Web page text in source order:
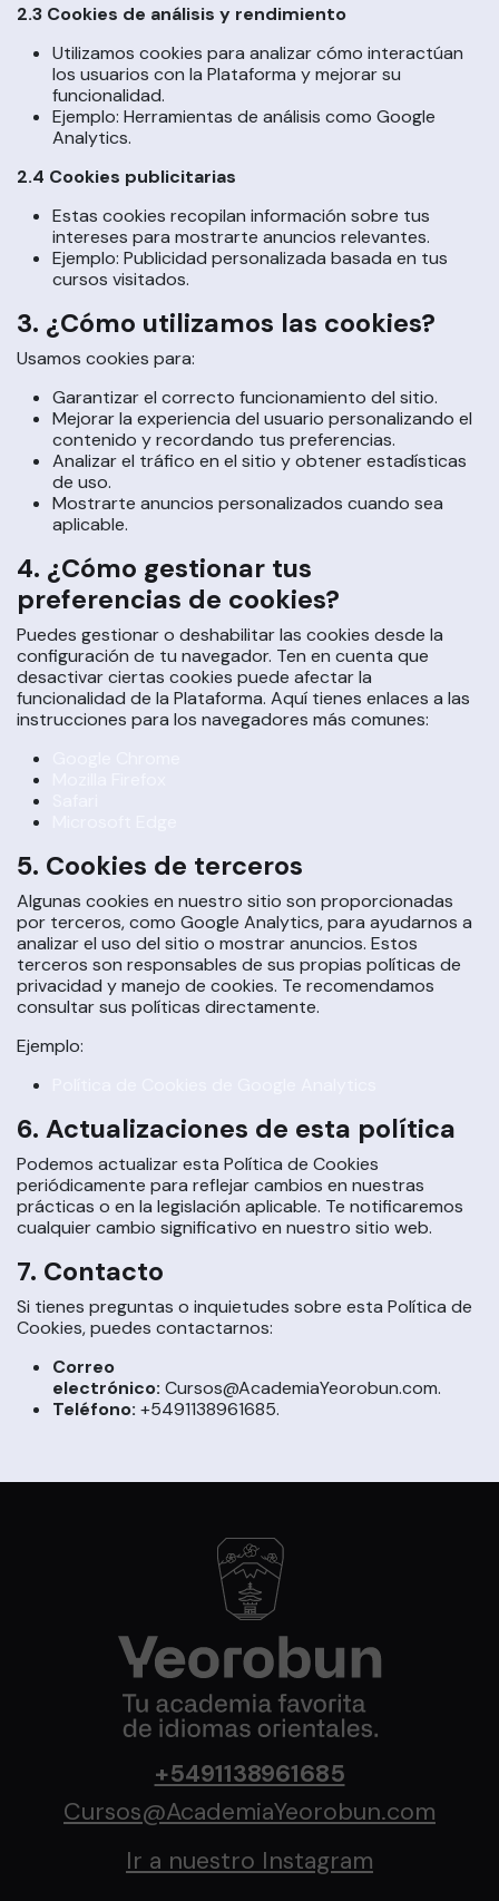
2.3 Cookies de análisis y rendimiento
Utilizamos cookies para analizar cómo interactúan
los usuarios con la Plataforma y mejorar su
funcionalidad.
Ejemplo: Herramientas de análisis como Google
Analytics.
2.4 Cookies publicitarias
Estas cookies recopilan información sobre tus
intereses para mostrarte anuncios relevantes.
Ejemplo: Publicidad personalizada basada en tus
cursos visitados.
3. ¿Cómo utilizamos las cookies?
Usamos cookies para:
Garantizar el correcto funcionamiento del sitio.
Mejorar la experiencia del usuario personalizando el
contenido y recordando tus preferencias.
Analizar el tráfico en el sitio y obtener estadísticas
de uso.
Mostrarte anuncios personalizados cuando sea
aplicable.
4. ¿Cómo gestionar tus
preferencias de cookies?
Puedes gestionar o deshabilitar las cookies desde la
configuración de tu navegador. Ten en cuenta que
desactivar ciertas cookies puede afectar la
funcionalidad de la Plataforma. Aquí tienes enlaces a las
instrucciones para los navegadores más comunes:
5. Cookies de terceros
Algunas cookies en nuestro sitio son proporcionadas
por terceros, como Google Analytics, para ayudarnos a
analizar el uso del sitio o mostrar anuncios. Estos
terceros son responsables de sus propias políticas de
privacidad y manejo de cookies. Te recomendamos
consultar sus políticas directamente.
Ejemplo:
6. Actualizaciones de esta política
Podemos actualizar esta Política de Cookies
periódicamente para reflejar cambios en nuestras
prácticas o en la legislación aplicable. Te notificaremos
cualquier cambio significativo en nuestro sitio web.
7. Contacto
Si tienes preguntas o inquietudes sobre esta Política de
Cookies, puedes contactarnos:
Correo
electrónico: Cursos@AcademiaYeorobun.com.
Teléfono: +5491138961685.
+5491138961685
Cursos@AcademiaYeorobun.com
Ir a nuestro Instagram